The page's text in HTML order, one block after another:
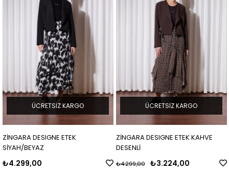
DESIGNE ETEK
BEYAZ
ÜCRETSIZ KARGO
ZİNGARA DESIGNE ETEK KAHVE
DESENLİ
₺3.224,00
₺4.299,00
ÜCRETSIZ KARGO